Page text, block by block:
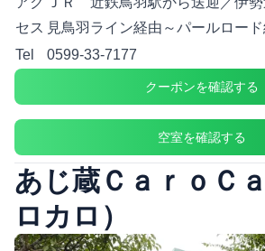
セス 見鳥羽ライン経由～パールロー
Tel
0599-33-7177
クーポンを確認する
空室を確認する
あじ蔵ＣａｒｏＣ
ロカロ）